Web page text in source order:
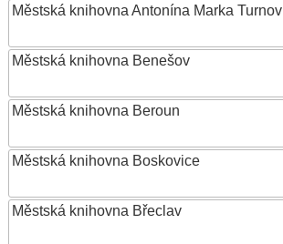
Městská knihovna Antonína Marka Turnov
Městská knihovna Benešov
Městská knihovna Beroun
Městská knihovna Boskovice
Městská knihovna Břeclav